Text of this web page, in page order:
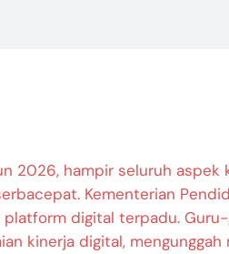
2026, hampir seluruh
Kementerian
platform digital terpadu.
kinerja digital, mengunggah